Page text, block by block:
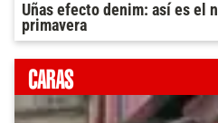
Uñas efecto denim: así es el
primavera